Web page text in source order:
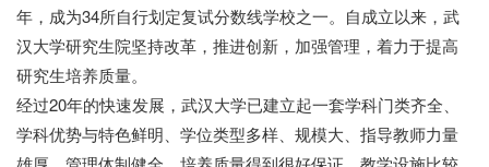
年，成为34所自行划定复试分数线学校之一。自成立以来，武
汉大学研究生院坚持改革，推进创新，加强管理，着力于提高
研究生培养质量。
经过20年的快速发展，武汉大学已建立起一套学科门类齐全、
学科优势与特色鲜明、学位类型多样、规模大、指导教师力量